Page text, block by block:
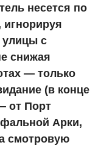
несется по
улицы с
снижая
— только
(в конце
от Порт
Арки,
смотровую